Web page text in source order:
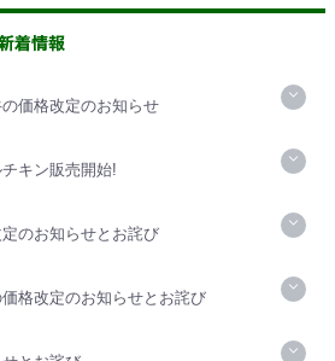
価格改定のお知らせ
キン販売開始!
のお知らせとお詫び
格改定のお知らせとお詫び